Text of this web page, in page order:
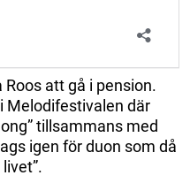
Roos att gå i pension.
Melodifestivalen där
tillsammans med
igen för duon som då